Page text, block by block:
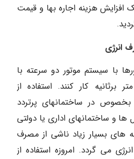
افزایش هزینه اجاره بها و قیمت
انرژی
آسانسورها با سیستم موتور دو سرعته با
کار کنند. استفاده از
در ساختمانهای پرتردد
ها و ساختمانهای اداری یا دولتی
های بسیار زیاد ناشی از مصرف
می گردد. امروزه استفاده از